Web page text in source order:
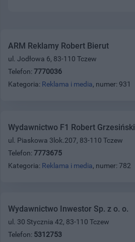
ARM Reklamy Robert Bierut
ul. Jodłowa 6, 83-110 Tczew
Telefon: 7770036
Kategoria: Reklama i media, numer: 931
Wydawnictwo F1 Robert Grzesiński
ul. Piaskowa 3lok.207, 83-110 Tczew
Telefon: 7773675
Kategoria: Reklama i media, numer: 782
Wydawnictwo Inwestor Sp. z o. o.
ul. 30 Stycznia 42, 83-110 Tczew
Telefon: 5312753